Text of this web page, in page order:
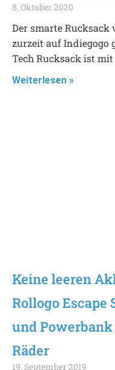
8. Oktober 2020
Der smarte Rucksack
zurzeit auf Indiegogo
Tech Rucksack ist
Weiterlesen »
Keine leeren
Rollogo Escape
und
Räder
19. September 2019